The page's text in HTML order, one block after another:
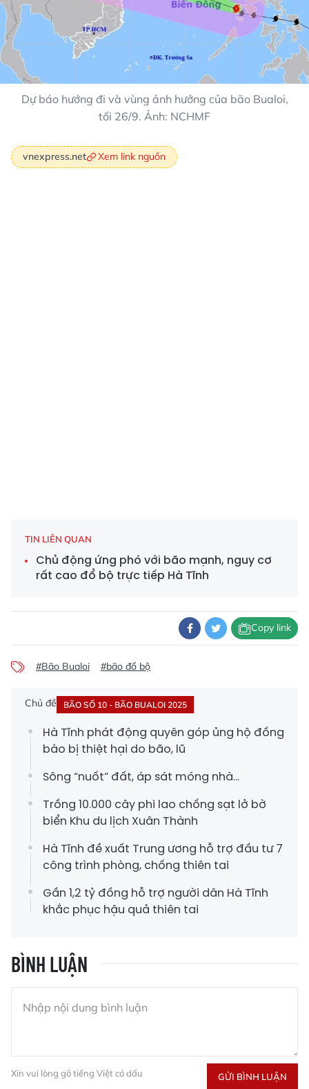
Dự báo hướng đi và vùng ảnh hưởng của bão Bualoi,
tối 26/9. Ảnh: NCHMF
vnexpress.net Xem link nguồn
TIN LIÊN QUAN
Chủ động ứng phó với bão mạnh, nguy cơ
rất cao đổ bộ trực tiếp Hà Tĩnh
Copy link
#Bão Bualoi #bão đổ bộ
Chủ đề BÃO SỐ 10 - BÃO BUALOI 2025
Hà Tĩnh phát động quyên góp ủng hộ đồng
bào bị thiệt hại do bão, lũ
Sông “nuốt” đất, áp sát móng nhà...
Trồng 10.000 cây phi lao chống sạt lở bờ
biển Khu du lịch Xuân Thành
Hà Tĩnh đề xuất Trung ương hỗ trợ đầu tư 7
công trình phòng, chống thiên tai
Gần 1,2 tỷ đồng hỗ trợ người dân Hà Tĩnh
khắc phục hậu quả thiên tai
BÌNH LUẬN
Xin vui lòng gõ tiếng Việt có dấu GỬI BÌNH LUẬN